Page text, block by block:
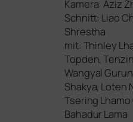
Kamera: Aziz
Schnitt: Liao
Shrestha
mit: Thinley
Topden,
Wangyal
Shakya, Loten
Tsering Lhamo
Bahadur Lama